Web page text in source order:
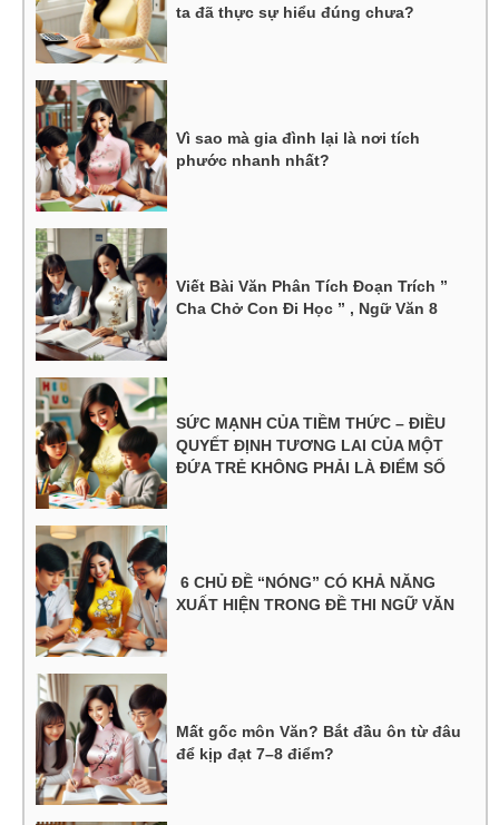
ta đã thực sự hiểu đúng chưa?
Vì sao mà gia đình lại là nơi tích
phước nhanh nhất?
Viết Bài Văn Phân Tích Đoạn Trích ”
Cha Chở Con Đi Học ” , Ngữ Văn 8
SỨC MẠNH CỦA TIỀM THỨC – ĐIỀU
QUYẾT ĐỊNH TƯƠNG LAI CỦA MỘT
ĐỨA TRẺ KHÔNG PHẢI LÀ ĐIỂM SỐ
6 CHỦ ĐỀ “NÓNG” CÓ KHẢ NĂNG
XUẤT HIỆN TRONG ĐỀ THI NGỮ VĂN
Mất gốc môn Văn? Bắt đầu ôn từ đâu
để kịp đạt 7–8 điểm?